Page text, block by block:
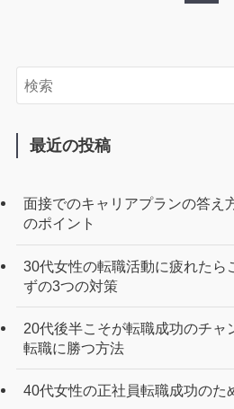
最近の投稿
面接でのキャリアプランの答え
のポイント
30代女性の転職活動に疲れたら
ずの3つの対策
20代後半こそが転職成功のチャ
転職に勝つ方法
40代女性の正社員転職成功のた